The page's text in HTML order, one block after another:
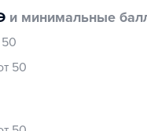
и минимальные
50
50